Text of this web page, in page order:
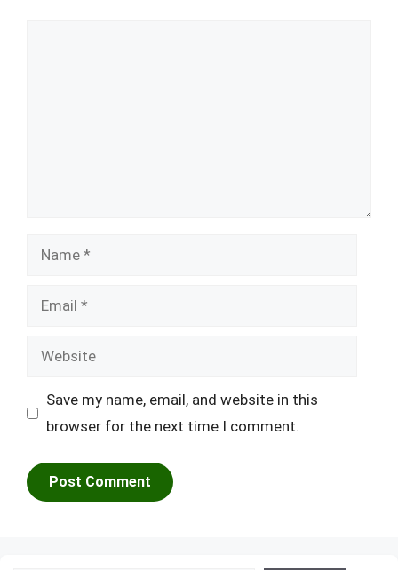
Name
Email
Website
Save my name, email, and website in this
browser for the next time I comment.